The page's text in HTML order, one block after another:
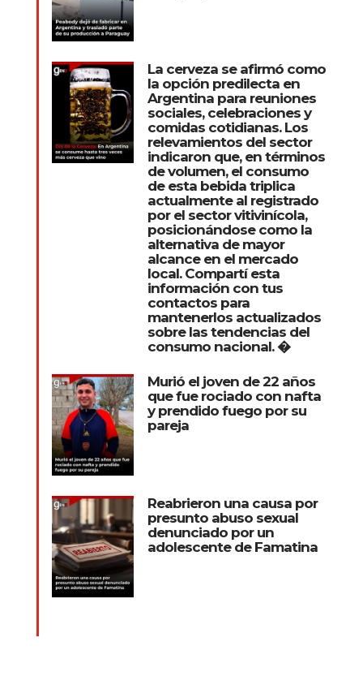
La cerveza se afirmó como
la opción predilecta en
Argentina para reuniones
sociales, celebraciones y
comidas cotidianas. Los
relevamientos del sector
indicaron que, en términos
de volumen, el consumo
de esta bebida triplica
actualmente al registrado
por el sector vitivinícola,
posicionándose como la
alternativa de mayor
alcance en el mercado
local. Compartí esta
información con tus
contactos para
mantenerlos actualizados
sobre las tendencias del
consumo nacional. �
Murió el joven de 22 años
que fue rociado con nafta
y prendido fuego por su
pareja
Reabrieron una causa por
presunto abuso sexual
denunciado por un
adolescente de Famatina